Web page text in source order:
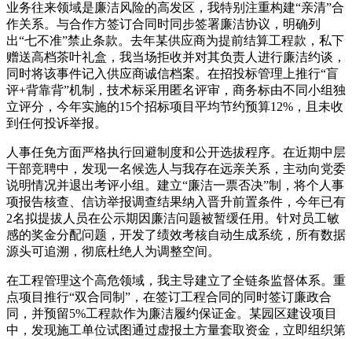
业务往来领域是廉洁风险的高发区，我特别注重构建“亲清”合
作关系。与合作方签订合同时同步签署廉洁协议，明确列
出“七不准”禁止条款。去年某供应商为提前结算工程款，私下
赠送高档茶叶礼盒，我当场拒收并对其负责人进行廉洁约谈，
同时将该事件记入供应商诚信档案。在招投标管理上推行“盲
评+背靠背”机制，技术标采用匿名评审，商务标由不同小组独
立评分，今年实施的15个招标项目平均节约预算12%，且未收
到任何投诉举报。
人事任免方面严格执行回避制度和公开选拔程序。在近期中层
干部竞聘中，发现一名候选人与我存在远亲关系，主动向党委
说明情况并退出考评小组。建立“廉洁一票否决”制，将个人事
项报告核查、信访举报调查结果纳入晋升前置条件，今年已有
2名拟提拔人员在公示期因廉洁问题被暂缓任用。针对员工敏
感的奖金分配问题，开发了绩效考核自动生成系统，所有数据
源头可追溯，彻底杜绝人为调整空间。
在工程管理这个高危领域，我主导建立了全链条监督体系。重
点项目推行“双合同制”，在签订工程合同的同时签订廉政合
同，并预留5%工程款作为廉洁履约保证金。某园区建设项目
中，发现施工单位试图通过虚报土方量套取资金，立即组织第